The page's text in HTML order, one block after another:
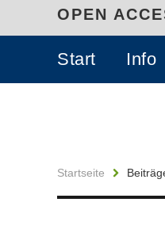
OPEN
Start Info
Startseite